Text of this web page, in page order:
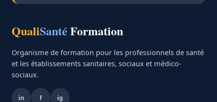
QualiSanté Formation
Organisme de formation pour les professionnels de santé
et les établissements sanitaires, sociaux et médico-
sociaux.
in f ig